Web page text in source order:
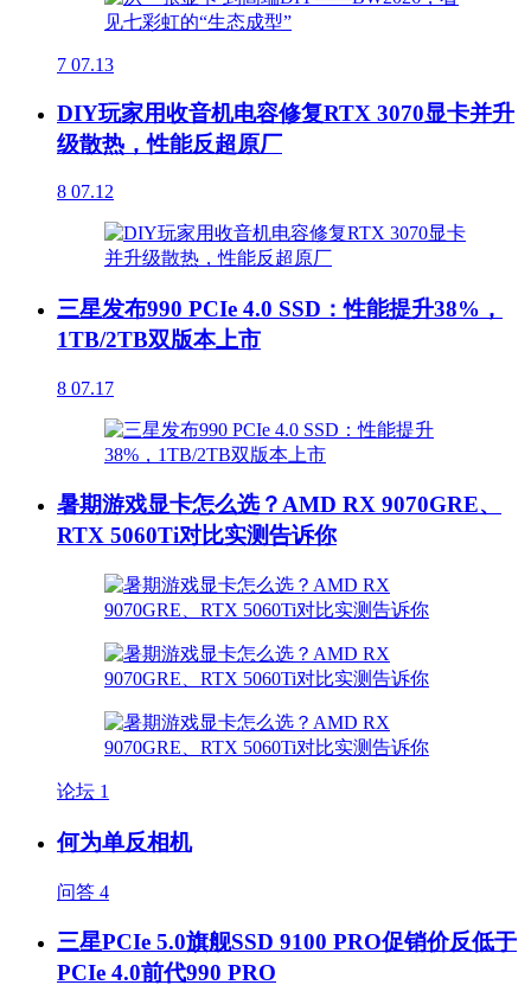
7 07.13
DIY玩家用收音机电容修复RTX 3070显卡并升
级散热，性能反超原厂
8 07.12
三星发布990 PCIe 4.0 SSD：性能提升38%，
1TB/2TB双版本上市
8 07.17
暑期游戏显卡怎么选？AMD RX 9070GRE、
RTX 5060Ti对比实测告诉你
论坛 1
何为单反相机
问答 4
三星PCIe 5.0旗舰SSD 9100 PRO促销价反低于
PCIe 4.0前代990 PRO